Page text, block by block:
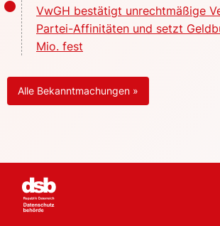
VwGH bestätigt unrechtmäßige
Partei-Affinitäten und setzt
Mio. fest
Alle Bekanntmachungen »